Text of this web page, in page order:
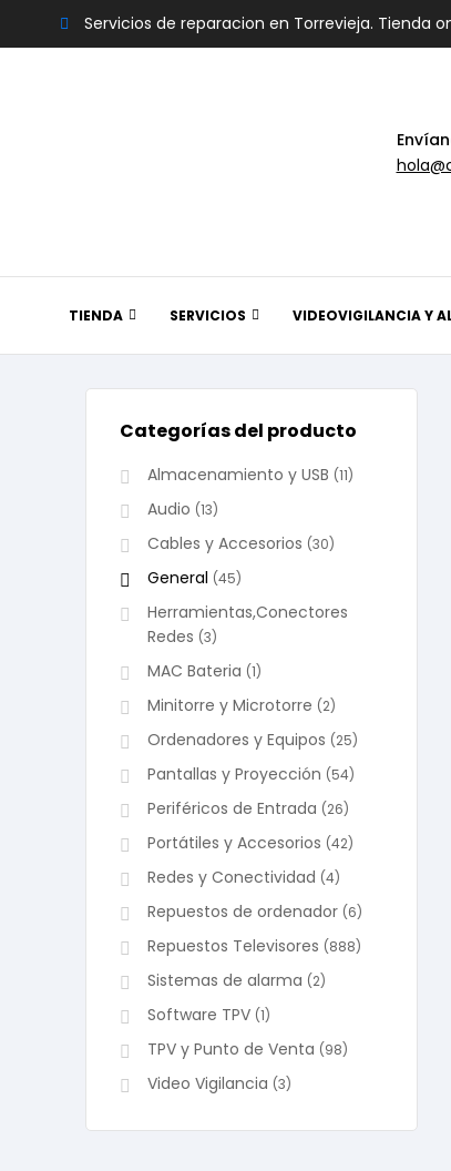
Servicios de reparacion en Torrevieja. Tienda
TIENDA SERVICIOS VIDEOVIGILANCIA Y
Categorías del producto
Almacenamiento y USB (11)
Audio (13)
Cables y Accesorios (30)
General (45)
Herramientas,Conectores
Redes (3)
MAC Bateria (1)
Minitorre y Microtorre (2)
Ordenadores y Equipos (25)
Pantallas y Proyección (54)
Periféricos de Entrada (26)
Portátiles y Accesorios (42)
Redes y Conectividad (4)
Repuestos de ordenador (6)
Repuestos Televisores (888)
Sistemas de alarma (2)
Software TPV (1)
TPV y Punto de Venta (98)
Video Vigilancia (3)